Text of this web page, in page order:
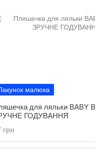
малюка
для ляльки BABY
ГОДУВАННЯ
грн